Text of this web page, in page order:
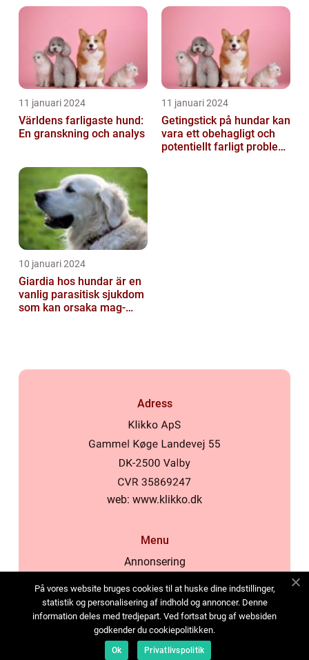
11 januari 2024
Världens farligaste hund:
En granskning och analys
11 januari 2024
Getingstick på hundar kan
vara ett obehagligt och
potentiellt farligt problem
10 januari 2024
Giardia hos hundar är en
vanlig parasitisk sjukdom
som kan orsaka mag-
Adress
web: www.klikko.dk
Menu
Annonsering
Cookies
Kontakta oss
Sitemap
På vores website bruges cookies til at huske dine indstillinger,
statistik og personalisering af indhold og annoncer. Denne
information deles med tredjepart. Ved fortsat brug af websiden
godkender du cookiepolitikken.
Ok Privatlivspolitik